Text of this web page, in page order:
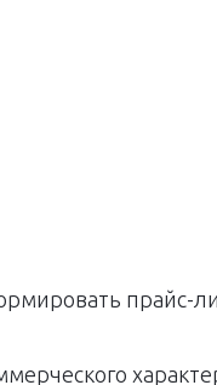
прайс-